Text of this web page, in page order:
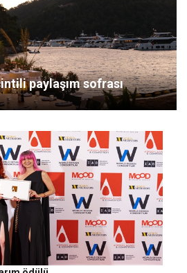
paylaşım sofrası